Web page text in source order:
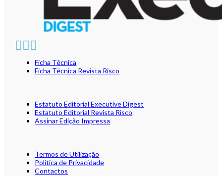
Ficha Técnica
Ficha Técnica Revista Risco
Estatuto Editorial Executive Digest
Estatuto Editorial Revista Risco
Assinar Edição Impressa
Termos de Utilização
Política de Privacidade
Contactos